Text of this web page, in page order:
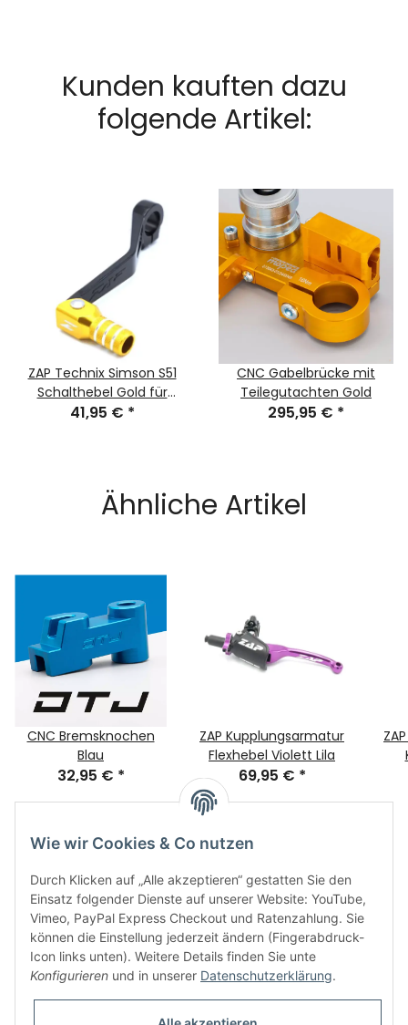
Kunden kauften dazu
folgende Artikel:
ZAP Technix Simson S51
Schalthebel Gold für
M500-700
41,95 € *
CNC Gabelbrücke mit
Teilegutachten Gold
295,95 € *
Ähnliche Artikel
CNC Bremsknochen
Blau
32,95 € *
ZAP Kupplungsarmatur
Flexhebel Violett Lila
69,95 € *
Informationen
Wie wir Cookies & Co nutzen
Durch Klicken auf „Alle akzeptieren“ gestatten Sie den
Einsatz folgender Dienste auf unserer Website: YouTube,
Vimeo, PayPal Express Checkout und Ratenzahlung. Sie
können die Einstellung jederzeit ändern (Fingerabdruck-
Icon links unten). Weitere Details finden Sie unte
Konfigurieren und in unserer Datenschutzerklärung.